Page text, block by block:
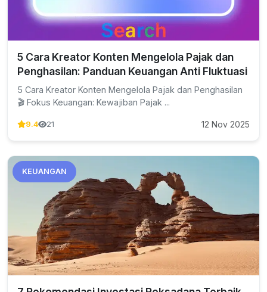
5 Cara Kreator Konten Mengelola Pajak dan
Penghasilan: Panduan Keuangan Anti Fluktuasi
5 Cara Kreator Konten Mengelola Pajak dan Penghasilan
🎬 Fokus Keuangan: Kewajiban Pajak ...
9.4 21 12 Nov 2025
KEUANGAN